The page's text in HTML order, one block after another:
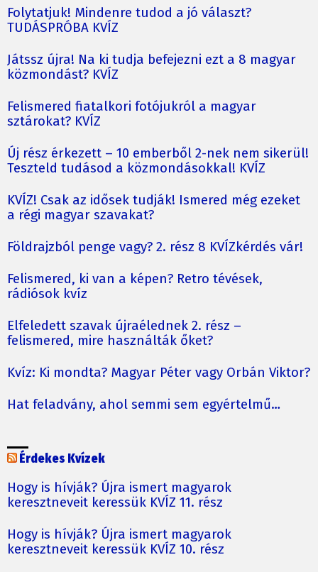
Folytatjuk! Mindenre tudod a jó választ?
TUDÁSPRÓBA KVÍZ
Játssz újra! Na ki tudja befejezni ezt a 8 magyar
közmondást? KVÍZ
Felismered fiatalkori fotójukról a magyar
sztárokat? KVÍZ
Új rész érkezett – 10 emberből 2-nek nem sikerül!
Teszteld tudásod a közmondásokkal! KVÍZ
KVÍZ! Csak az idősek tudják! Ismered még ezeket
a régi magyar szavakat?
Földrajzból penge vagy? 2. rész 8 KVÍZkérdés vár!
Felismered, ki van a képen? Retro tévések,
rádiósok kvíz
Elfeledett szavak újraélednek 2. rész –
felismered, mire használták őket?
Kvíz: Ki mondta? Magyar Péter vagy Orbán Viktor?
Hat feladvány, ahol semmi sem egyértelmű…
Érdekes Kvízek
Hogy is hívják? Újra ismert magyarok
keresztneveit keressük KVÍZ 11. rész
Hogy is hívják? Újra ismert magyarok
keresztneveit keressük KVÍZ 10. rész